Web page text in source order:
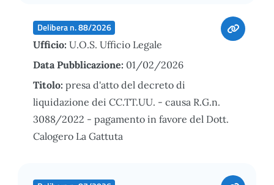
Delibera n. 88/2026
Ufficio: U.O.S. Ufficio Legale
Data Pubblicazione: 01/02/2026
Titolo: presa d'atto del decreto di
liquidazione dei CC.TT.UU. - causa R.G.n.
3088/2022 - pagamento in favore del Dott.
Calogero La Gattuta